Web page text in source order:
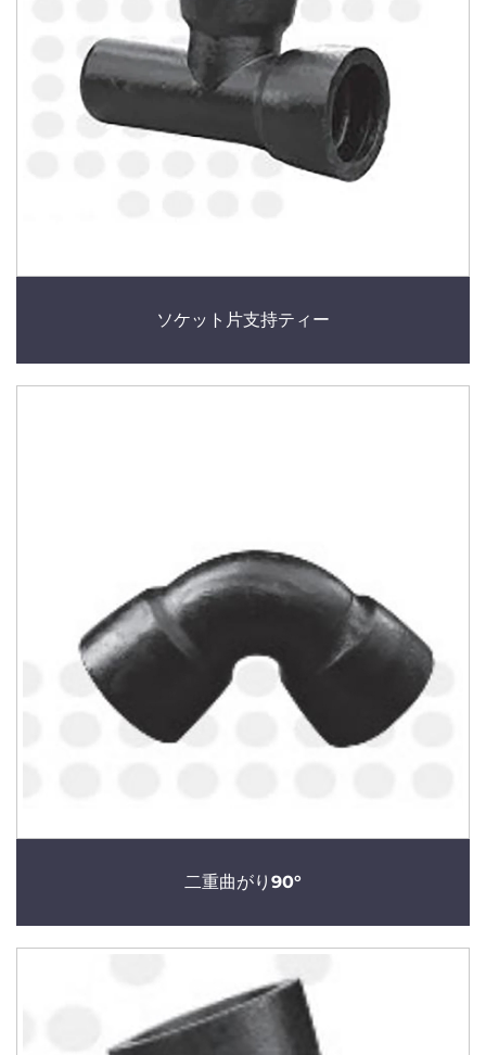
ソケット片支持ティー
二重曲がり90°